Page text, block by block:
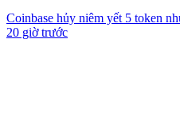
Coinbase hủy niêm yết 5 token
20 giờ trước